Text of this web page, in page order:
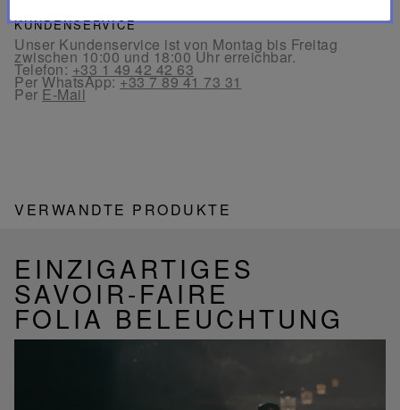
KUNDENSERVICE
Unser Kundenservice ist von Montag bis Freitag
zwischen 10:00 und 18:00 Uhr erreichbar.
Telefon:+33 1 49 42 42 63
Per WhatsApp:+33 7 89 41 73 31
Per E-Mail
VERWANDTE PRODUKTE
EINZIGARTIGES
SAVOIR-FAIRE
FOLIA BELEUCHTUNG